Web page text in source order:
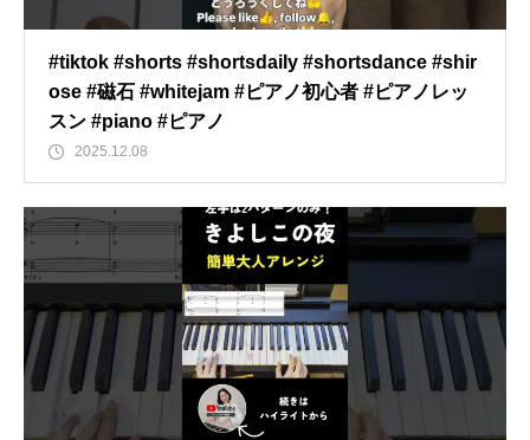
#tiktok #shorts #shortsdaily #shortsdance #shir
ose #磁石 #whitejam #ピアノ初心者 #ピアノレッ
スン #piano #ピアノ
2025.12.08